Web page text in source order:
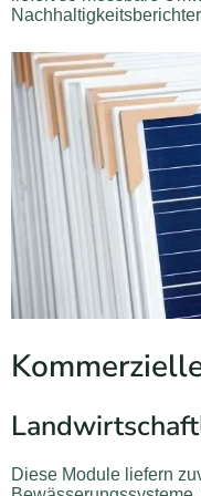
Diese Module liefern